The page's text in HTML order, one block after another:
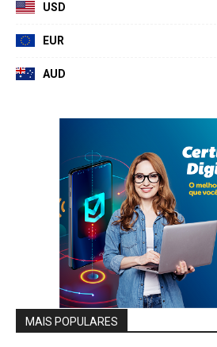
USD
EUR
AUD
MAIS POPULARES